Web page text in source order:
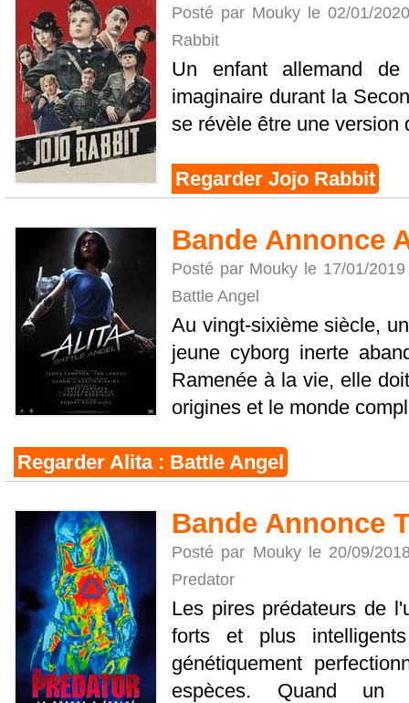
Posté par Mouky le 02/01/
Rabbit
Un enfant allemand
imaginaire durant la
se révèle être une version
Regarder Jojo Rabbit
Bande Annonce
Posté par Mouky le 17/01/
Battle Angel
Au vingt-sixième siècle,
jeune cyborg inerte
Ramenée à la vie, elle
origines et le monde
Regarder Alita : Battle Angel
Bande Annonce
Posté par Mouky le 20/09/
Predator
Les pires prédateurs de
forts et plus
génétiquement
espèces. Quand un